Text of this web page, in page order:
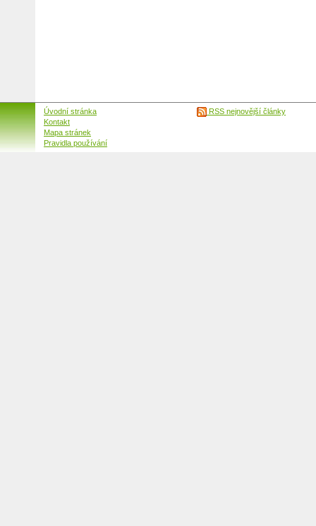
Úvodní stránka
Kontakt
Mapa stránek
Pravidla používání
RSS nejnovější články